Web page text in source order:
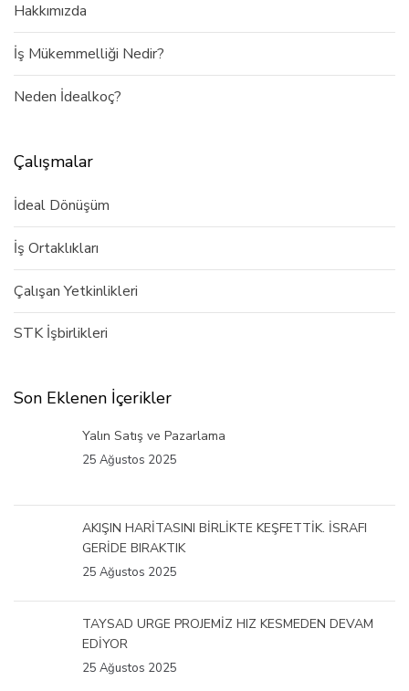
Hakkımızda
İş Mükemmelliği Nedir?
Neden İdealkoç?
Çalışmalar
İdeal Dönüşüm
İş Ortaklıkları
Çalışan Yetkinlikleri
STK İşbirlikleri
Son Eklenen İçerikler
Yalın Satış ve Pazarlama
25 Ağustos 2025
AKIŞIN HARİTASINI BİRLİKTE KEŞFETTİK. İSRAFI
GERİDE BIRAKTIK
25 Ağustos 2025
TAYSAD URGE PROJEMİZ HIZ KESMEDEN DEVAM
EDİYOR
25 Ağustos 2025